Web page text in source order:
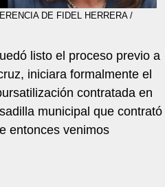
DE FIDEL HERRERA /
listo el proceso previo a
iniciara formal mente el
contratada en
municipal que contrató
entonces venimos